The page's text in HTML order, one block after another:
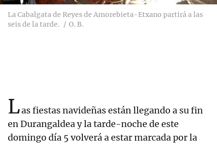
La Cabalgata de Reyes de Amorebieta-Etxano partirá a las
seis de la tarde.
O. B.
Las fiestas navideñas están llegando a su fin
en Durangaldea y la tarde-noche de este
domingo día 5 volverá a estar marcada por la